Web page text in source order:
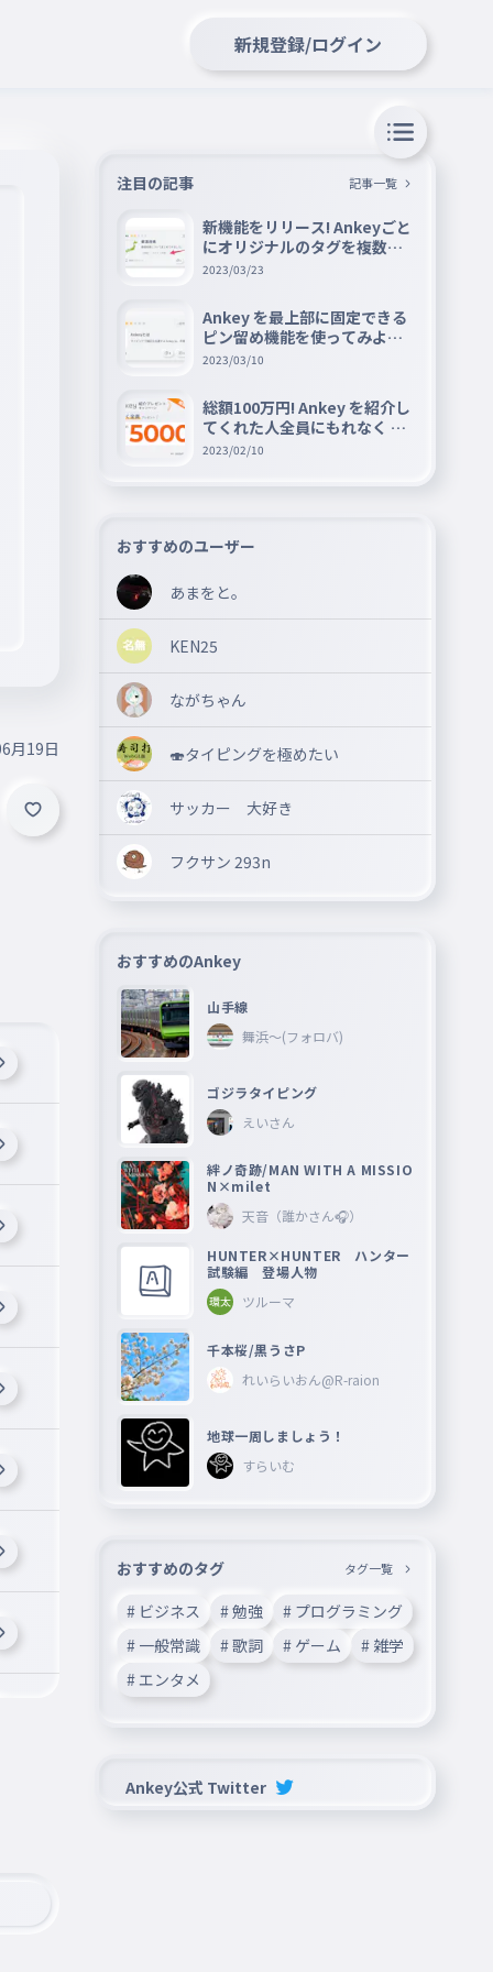
新規登録/ログイン
月19日
注目の記事 記事一覧
新機能をリリース! Ankeyごと
にオリジナルのタグを複数設
定できる『タグ機能』を紹介
2023/03/23
Ankey を最上部に固定できる
ピン留め機能を使ってみよう
📌
2023/03/10
総額100万円! Ankey を紹介し
てくれた人全員にもれなく A
mazon ギフト券 5000 円分を
2023/02/10
おすすめのユーザー
あまをと。
KEN25
ながちゃん
🍣タイピングを極めたい
サッカー 大好き
フクサン 293n
おすすめのAnkey
山手線
舞浜〜(フォロバ)
ゴジラタイピング
えいさん
絆ノ奇跡/MAN WITH A MISSIO
N×milet
天音（誰かさん🎧）
HUNTER×HUNTER ハンター
試験編 登場人物
ツルーマ
千本桜/黒うさP
れいらいおん@R-raion
地球一周しましょう！
すらいむ
おすすめのタグ タグ一覧
# ビジネス # 勉強
# プログラミング
# 一般常識
# 歌詞 # ゲーム
# 雑学
# エンタメ
Ankey公式 Twitter